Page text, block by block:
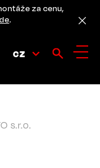
za cenu,
.
CZ
s.r.o.